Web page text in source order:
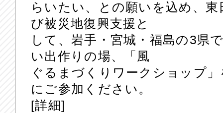
らいたい、との願いを込め、
び被災地復興支援と
して、岩手・宮城・福島の3県
い出作りの場、「風
ぐるまづくりワークショップ
にご参加ください。
[詳細]